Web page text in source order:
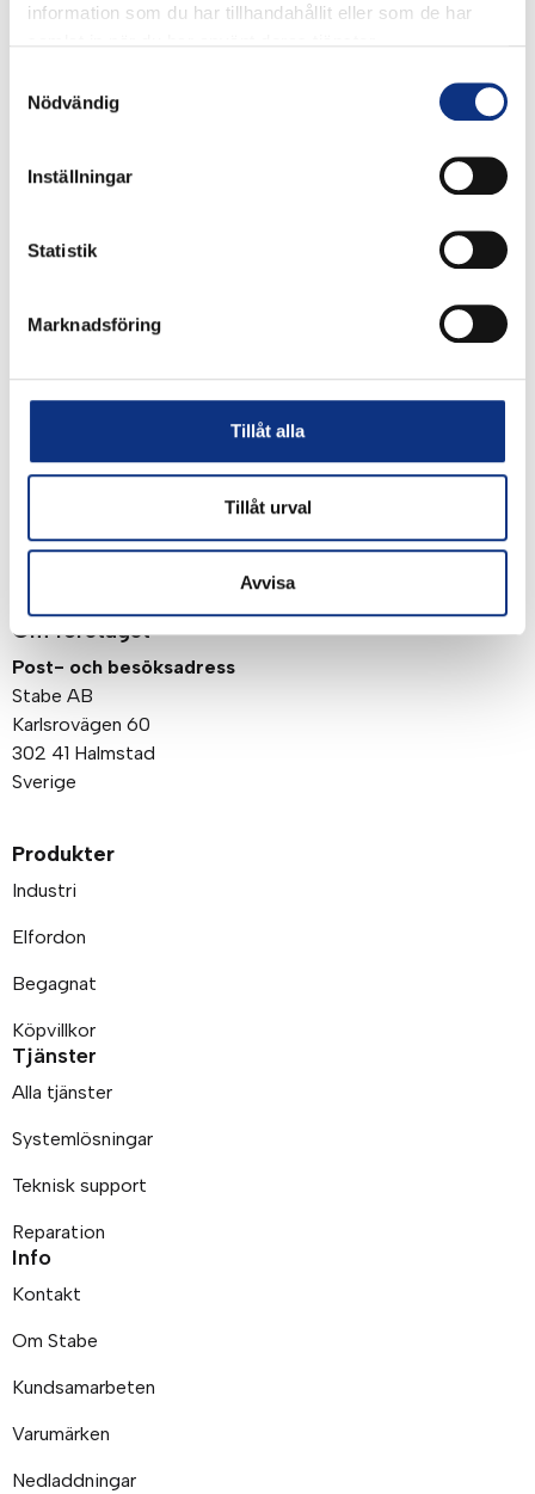
information som du har tillhandahållit eller som de har
Nödvändig
Inställningar
Statistik
Marknadsföring
Tillåt alla
Tillåt urval
Avvisa
Stabes nyhetsbrev
Genom att klicka på “Signa upp” dig bekräftar du
Om företaget
Post- och besöksadress
Stabe AB
Karlsrovägen 60
302 41 Halmstad
Sverige
Produkter
Industri
Elfordon
Begagnat
Köpvillkor
Tjänster
Alla tjänster
Systemlösningar
Teknisk support
Reparation
Info
Kontakt
Om Stabe
Kundsamarbeten
Varumärken
Nedladdningar